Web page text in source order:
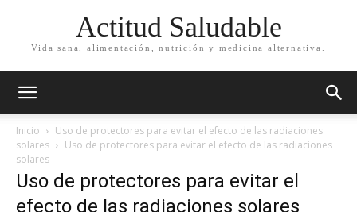
Actitud Saludable
Vida sana, alimentación, nutrición y medicina alternativa.
Inicio
Uso de protectores para evitar el efecto de las radiaciones
solares
Uso de protectores para evitar el efecto de las radiaciones
solares
Uso de protectores para evitar el
efecto de las radiaciones solares